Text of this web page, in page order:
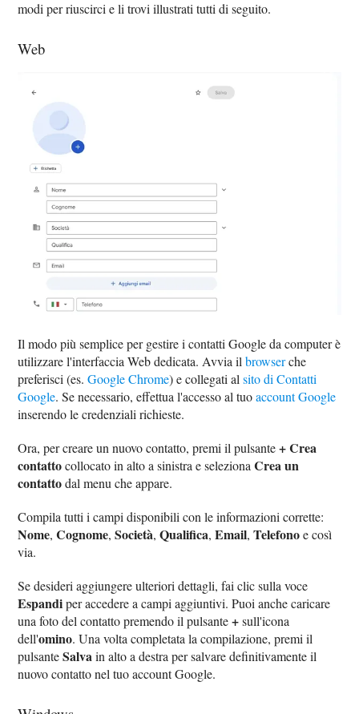
modi per riuscirci e li trovi illustrati tutti di seguito.
Web
Il modo più semplice per gestire i contatti Google da computer è
utilizzare l'interfaccia Web dedicata. Avvia ilbrowserche
preferisci (es.Google Chrome) e collegati alsito di Contatti
Google. Se necessario, effettua l'accesso al tuoaccount Google
inserendo le credenziali richieste.
Ora, per creare un nuovo contatto, premi il pulsante+ Crea
contattocollocato in alto a sinistra e selezionaCrea un
contattodal menu che appare.
Compila tutti i campi disponibili con le informazioni corrette:
Nome,Cognome,Società,Qualifica,Email,Telefonoe così
via.
Se desideri aggiungere ulteriori dettagli, fai clic sulla voce
Espandiper accedere a campi aggiuntivi. Puoi anche caricare
una foto del contatto premendo il pulsante+sull'icona
dell'omino. Una volta completata la compilazione, premi il
pulsanteSalvain alto a destra per salvare definitivamente il
nuovo contatto nel tuo account Google.